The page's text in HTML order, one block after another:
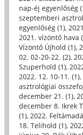
nap-éj egyenlőség
szeptemberi
egyenlőség (1),
2021. vízöntő hava
Vízöntő Újhold (1),
02. 02-20-22. (2),
Szuperhold (1),
2022. 12. 10-11. (1),
asztrológiai
december 21. (1),
december 8. Ikrek
(1), 2022.
18. Telihold (1),